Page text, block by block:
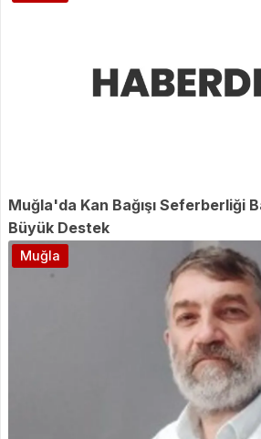
Muğla'da Kan Bağışı Seferberliği
Büyük Destek
Muğla